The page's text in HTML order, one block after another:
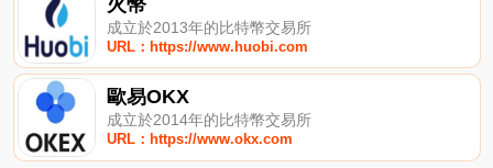
成立於2013年的比特幣交易所
URL：https://www.huobi.com
歐易OKX
成立於2014年的比特幣交易所
URL：https://www.okx.com